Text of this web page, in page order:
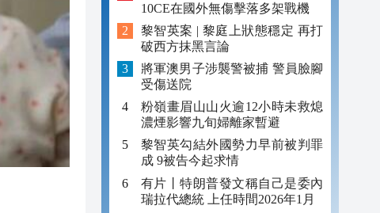
20:41
20:40
20:39
10CE在國外無傷擊落多架戰機
黎智英案 | 黎庭上狀態穩定 再打
破西方抹黑言論
將軍澳男子涉襲警被捕 警員臉腳
受傷送院
粉嶺畫眉山山火逾12小時未救熄
濃煙影響九旬婦離家暫避
黎智英勾結外國勢力早前被判罪
成 9被告今起求情
有片丨特朗普發文稱自己是委內
瑞拉代總統 上任時間2026年1月